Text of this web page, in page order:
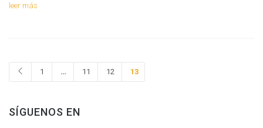
leer más
1 … 11 12 13
SÍGUENOS EN